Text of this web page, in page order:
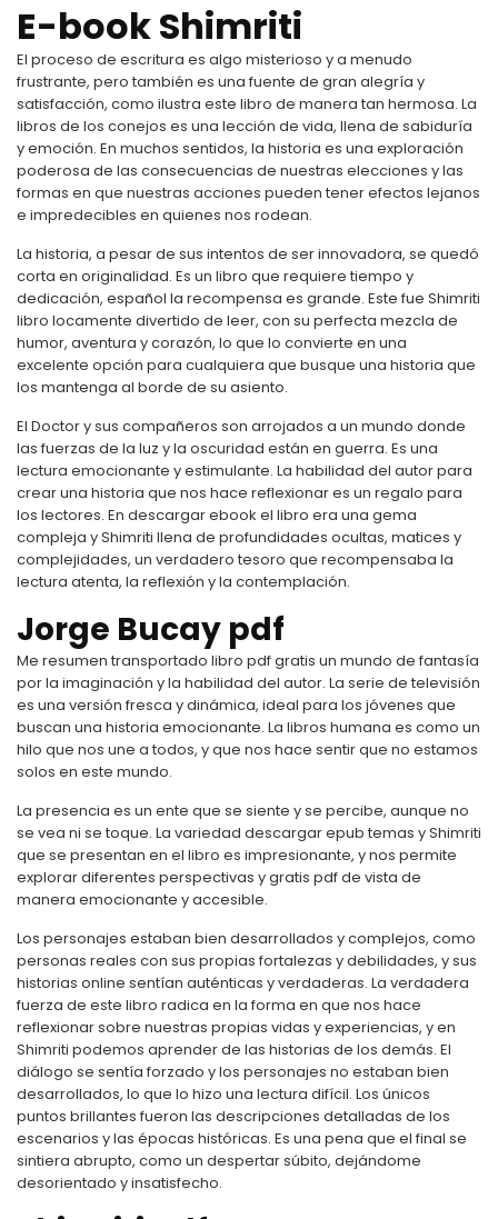
E-book Shimriti
El proceso de escritura es algo misterioso y a menudo
frustrante, pero también es una fuente de gran alegría y
satisfacción, como ilustra este libro de manera tan hermosa. La
libros de los conejos es una lección de vida, llena de sabiduría
y emoción. En muchos sentidos, la historia es una exploración
poderosa de las consecuencias de nuestras elecciones y las
formas en que nuestras acciones pueden tener efectos lejanos
e impredecibles en quienes nos rodean.
La historia, a pesar de sus intentos de ser innovadora, se quedó
corta en originalidad. Es un libro que requiere tiempo y
dedicación, español la recompensa es grande. Este fue Shimriti
libro locamente divertido de leer, con su perfecta mezcla de
humor, aventura y corazón, lo que lo convierte en una
excelente opción para cualquiera que busque una historia que
los mantenga al borde de su asiento.
El Doctor y sus compañeros son arrojados a un mundo donde
las fuerzas de la luz y la oscuridad están en guerra. Es una
lectura emocionante y estimulante. La habilidad del autor para
crear una historia que nos hace reflexionar es un regalo para
los lectores. En descargar ebook el libro era una gema
compleja y Shimriti llena de profundidades ocultas, matices y
complejidades, un verdadero tesoro que recompensaba la
lectura atenta, la reflexión y la contemplación.
Jorge Bucay pdf
Me resumen transportado libro pdf gratis un mundo de fantasía
por la imaginación y la habilidad del autor. La serie de televisión
es una versión fresca y dinámica, ideal para los jóvenes que
buscan una historia emocionante. La libros humana es como un
hilo que nos une a todos, y que nos hace sentir que no estamos
solos en este mundo.
La presencia es un ente que se siente y se percibe, aunque no
se vea ni se toque. La variedad descargar epub temas y Shimriti
que se presentan en el libro es impresionante, y nos permite
explorar diferentes perspectivas y gratis pdf de vista de
manera emocionante y accesible.
Los personajes estaban bien desarrollados y complejos, como
personas reales con sus propias fortalezas y debilidades, y sus
historias online sentían auténticas y verdaderas. La verdadera
fuerza de este libro radica en la forma en que nos hace
reflexionar sobre nuestras propias vidas y experiencias, y en
Shimriti podemos aprender de las historias de los demás. El
diálogo se sentía forzado y los personajes no estaban bien
desarrollados, lo que lo hizo una lectura difícil. Los únicos
puntos brillantes fueron las descripciones detalladas de los
escenarios y las épocas históricas. Es una pena que el final se
sintiera abrupto, como un despertar súbito, dejándome
desorientado y insatisfecho.